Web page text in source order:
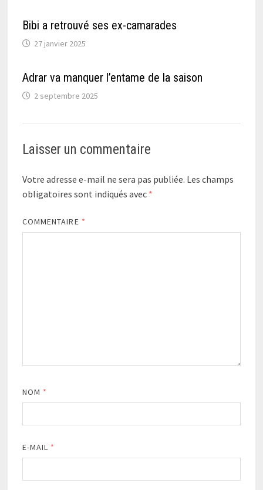
Bibi a retrouvé ses ex-camarades
27 janvier 2025
Adrar va manquer l’entame de la saison
2 septembre 2025
Laisser un commentaire
Votre adresse e-mail ne sera pas publiée. Les champs
obligatoires sont indiqués avec *
COMMENTAIRE *
NOM *
E-MAIL *